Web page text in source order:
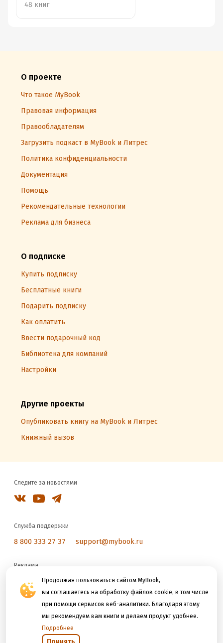
Продолжая пользоваться сайтом MyBook,
вы соглашаетесь на обработку файлов cookie, в том числе
при помощи сервисов веб-аналитики. Благодаря этому
мы рекомендуем вам книги и делаем продукт удобнее.
Подробнее
48 книг
О проекте
Что такое MyBook
Правовая информация
Правообладателям
Загрузить подкаст в MyBook и Литрес
Политика конфиденциальности
Документация
Помощь
Рекомендательные технологии
Реклама для бизнеса
О подписке
Купить подписку
Бесплатные книги
Подарить подписку
Как оплатить
Ввести подарочный код
Библиотека для компаний
Настройки
Другие проекты
Опубликовать книгу на MyBook и Литрес
Книжный вызов
Следите за новостями
Служба поддержки
8 800 333 27 37 support@mybook.ru
Реклама
reklama@litres.ru
Мы принимаем к оплате